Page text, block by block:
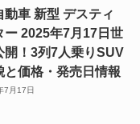
動車 新型 デスティ
ー 2025年7月17日世
開！3列7人乗りSUV
と価格・発売日情報
7月17日